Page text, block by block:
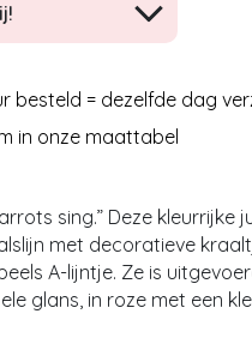
besteld = dezelfde dag
in onze maattabel
sing.” Deze kleurrijke
met decoratieve
A-lijntje. Ze is
glans, in roze met een